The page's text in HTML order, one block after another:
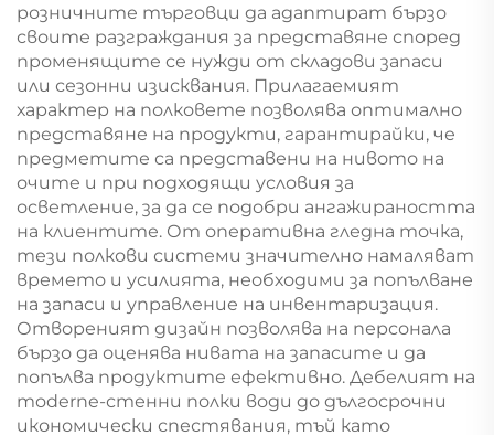
розничните търговци да адаптират бързо
своите разграждания за представяне според
променящите се нужди от складови запаси
или сезонни изисквания. Прилагаемият
характер на полковете позволява оптимално
представяне на продукти, гарантирайки, че
предметите са представени на нивото на
очите и при подходящи условия за
осветление, за да се подобри ангажираността
на клиентите. От оперативна гледна точка,
тези полкови системи значително намаляват
времето и усилията, необходими за попълване
на запаси и управление на инвентаризация.
Отвореният дизайн позволява на персонала
бързо да оценява нивата на запасите и да
попълва продуктите ефективно. Дебелият на
moderne-стенни полки води до дългосрочни
икономически спестявания, тъй като